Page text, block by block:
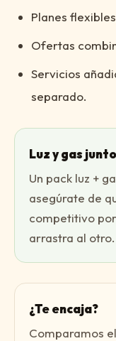
Planes
Ofertas
Servicios
separado.
Luz y gas
Un pack luz +
asegúrate de
competitivo
arrastra al otro.
¿Te encaja?
Comparamos